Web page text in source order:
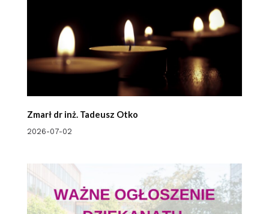
Zmarł dr inż. Tadeusz Otko
2026-07-02